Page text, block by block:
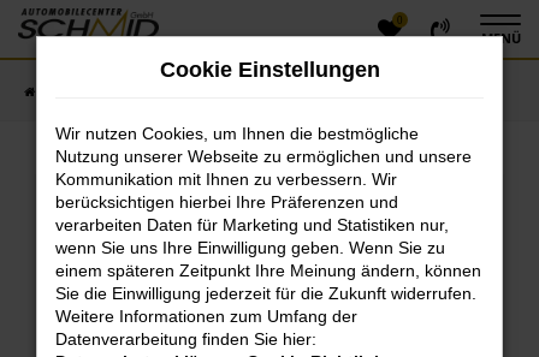
Zum
Hauptinhalt
0
MENÜ
Fehler: Network Error
Beim Laden ist ein Fehler aufgetreten.
Hier sind ein paar Tipps, die dir helfen können:
Überprüfe deine Firewall und deine
Internetverbindung.
Cookie Einstellungen
Wir nutzen Cookies, um Ihnen die bestmögliche
Nutzung unserer Webseite zu ermöglichen und unsere
Kommunikation mit Ihnen zu verbessern. Wir
berücksichtigen hierbei Ihre Präferenzen und
verarbeiten Daten für Marketing und Statistiken nur,
wenn Sie uns Ihre Einwilligung geben. Wenn Sie zu
einem späteren Zeitpunkt Ihre Meinung ändern, können
Sie die Einwilligung jederzeit für die Zukunft widerrufen.
Weitere Informationen zum Umfang der
Datenverarbeitung finden Sie hier: